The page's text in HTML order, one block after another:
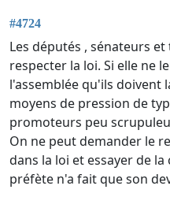
#4724
Les députés , sénateurs
respecter la loi. Si elle ne
l'assemblée qu'ils doivent
moyens de pression de
promoteurs peu
On ne peut demander le
dans la loi et essayer de
préfète n'a fait que son